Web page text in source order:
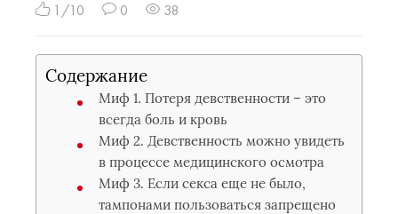
1/10 0 38
Содержание
Миф 1. Потеря девственности – это
всегда боль и кровь
Миф 2. Девственность можно увидеть
в процессе медицинского осмотра
Миф 3. Если секса еще не было,
тампонами пользоваться запрещено